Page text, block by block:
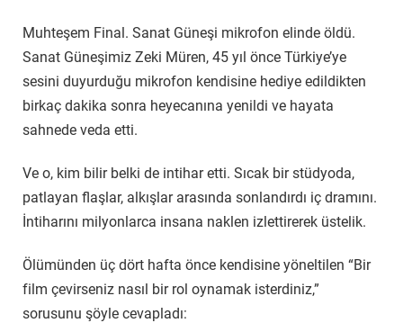
Muhteşem Final. Sanat Güneşi mikrofon elinde öldü.
Sanat Güneşimiz Zeki Müren, 45 yıl önce Türkiye’ye
sesini duyurduğu mikrofon kendisine hediye edildikten
birkaç dakika sonra heyecanına yenildi ve hayata
sahnede veda etti.
Ve o, kim bilir belki de intihar etti. Sıcak bir stüdyoda,
patlayan flaşlar, alkışlar arasında sonlandırdı iç dramını.
İntiharını milyonlarca insana naklen izlettirerek üstelik.
Ölümünden üç dört hafta önce kendisine yöneltilen “Bir
film çevirseniz nasıl bir rol oynamak isterdiniz,”
sorusunu şöyle cevapladı: